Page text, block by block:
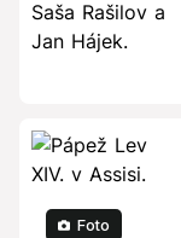
Foto